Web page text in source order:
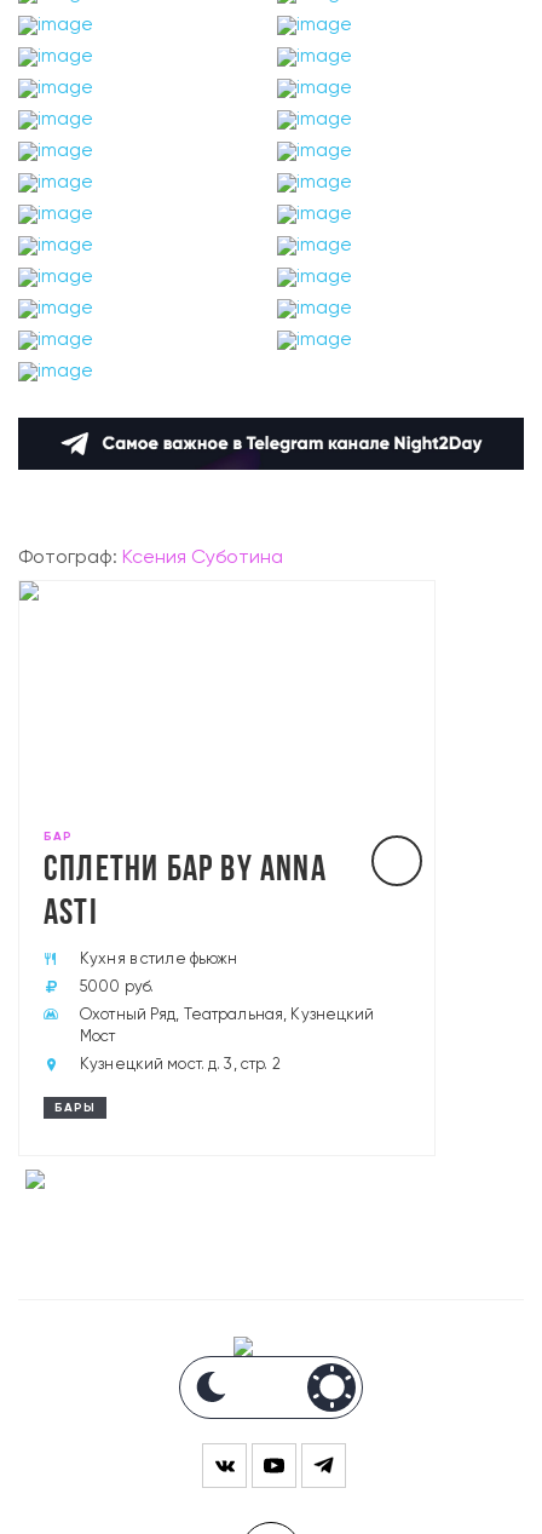
Фотограф: Ксения Суботина
БАР
СПЛЕТНИ БАР BY ANNA
ASTI
Кухня в стиле фьюжн
5000 руб.
Охотный Ряд, Театральная, Кузнецкий
Мост
Кузнецкий мост. д. 3, стр. 2
БАРЫ